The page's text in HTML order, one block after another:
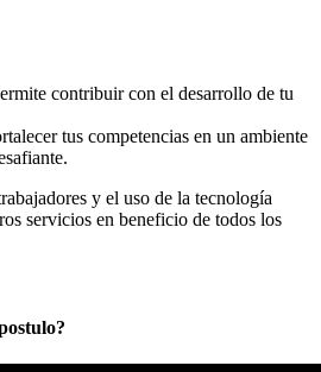
contribuir con el desarrollo de tu
tus competencias en un ambiente
y el uso de la tecnología
servicios en beneficio de todos los